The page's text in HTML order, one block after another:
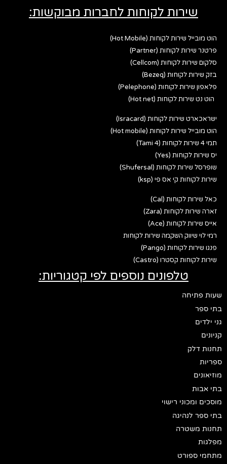
שירות לקוחות לחברות מבוקשות:
הוט מובייל שירות לקוחות (Hot Mobile)
פרטנר שירות לקוחות (Partner)
סלקום שירות לקוחות (Cellcom)
בזק שירות לקוחות (Bezeq)
פלאפון שירות לקוחות (Pelephone)
הוט נט שירות לקוחות (Hot net)
ישראכארט שירות לקוחות (Isracard)
הוט מובייל שירות לקוחות (Hot mobile)
תמי 4 שירות לקוחות (Tami 4)
יס שירות לקוחות (Yes)
שופרסל שירות לקוחות (Shufersal)
שירות לקוחות קי אס פי (ksp)
כאל שירות לקוחות (Cal)
זארה שירות לקוחות (Zara)
אייס שירות לקוחות (Ace)
רמי לוי שיווק השקמה שירות לקוחות
פנגו שירות לקוחות (Pango)
שירות לקוחות קסטרו (Castro)
טלפונים נוספים לפי קטגוריות:
שעות פתיחה
בתי ספר
גני ילדים
קניונים
תחנות דלק
ספריות
מוזיאונים
בתי אבות
מוסכים ומכוני רישוי
בתי ספר לנהיגה
תחנות משטרה
מפלגות
מתחמי ספורט